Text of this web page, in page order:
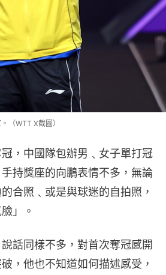
（WTT X截圖）
，中國隊包辦男﹑女子單打冠
持獎座的向鵬表情不多，無論
合照﹑或是與球迷的自拍照，
」。
話同樣不多，對首次奪冠感開
，他也不知道如何描述感受，